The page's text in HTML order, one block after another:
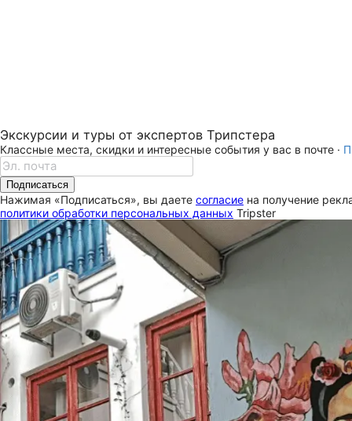
Экскурсии и туры от экспертов Трипстера
Классные места, скидки и интересные события у вас в почте ·
Подписаться
Нажимая «Подписаться», вы даете согласие на получение
политики обработки персональных данных Tripster